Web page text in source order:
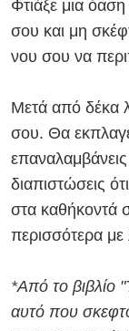
Φτιάξε μια
σου και μη
νου σου να
Μετά από δέκα
σου. Θα
διαπιστώσεις
στα καθήκοντά
περισσότερα με
*Από το βιβλίο
αυτό που